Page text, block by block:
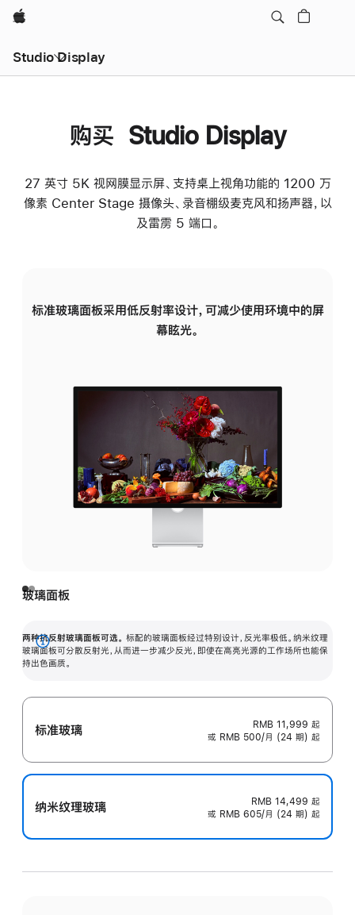
Apple
Studio Display
购买 Studio Display
27 英寸 5K 视网膜显示屏、支持桌上视角功能的 1200 万
像素 Center Stage 摄像头、录音棚级麦克风和扬声器，以
及雷雳 5 端口。
标准玻璃面板采用低反射率设计，可减少使用环境中的屏
幕眩光。
玻璃面板
两种抗反射玻璃面板可选。 标配的玻璃面板经过特别设计，反光率极低。纳米纹理
玻璃面板可分散反射光，从而进一步减少反光，即使在高亮光源的工作场所也能保
持出色画质。
展
开
标准玻璃 RMB 11,999 起
或 RMB 500/月 (24 期) 起
纳米纹理玻璃 RMB 14,499 起
或 RMB 605/月 (24 期) 起